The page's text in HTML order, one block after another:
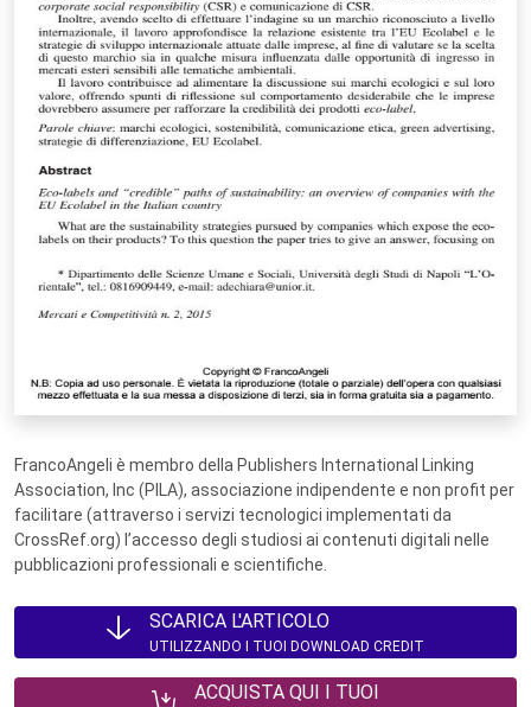
FrancoAngeli è membro della Publishers International Linking
Association, Inc (PILA), associazione indipendente e non profit per
facilitare (attraverso i servizi tecnologici implementati da
CrossRef.org) l’accesso degli studiosi ai contenuti digitali nelle
pubblicazioni professionali e scientifiche.
SCARICA L'ARTICOLO
UTILIZZANDO I TUOI DOWNLOAD CREDIT
ACQUISTA QUI I TUOI